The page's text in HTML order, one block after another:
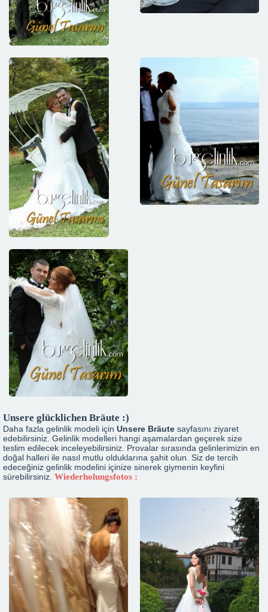
Unsere glücklichen Bräute :)
Daha fazla gelinlik modeli için Unsere Bräute sayfasını ziyaret
edebilirsiniz. Gelinlik modelleri hangi aşamalardan geçerek size
teslim edilecek inceleyebilirsiniz. Provalar sırasında gelinlerimizin en
doğal halleri ile nasıl mutlu olduklarına şahit olun. Siz de tercih
edeceğiniz gelinlik modelini içinize sinerek giymenin keyfini
sürebilirsiniz. Wiederholungsfotos :